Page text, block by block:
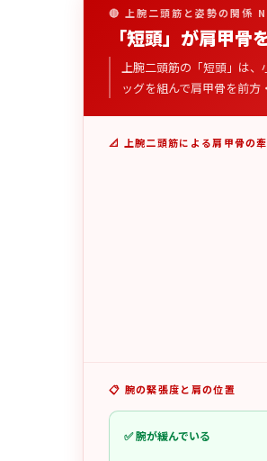
🔴 上腕二頭筋と姿勢の関係
「短頭」が肩甲骨
上腕二頭筋の「短頭」は
ッグを組んで肩甲骨を前方
📐 上腕二頭筋による肩甲骨の牽
📋 腕の緊張度と肩の位置
✅ 腕が緩んでいる